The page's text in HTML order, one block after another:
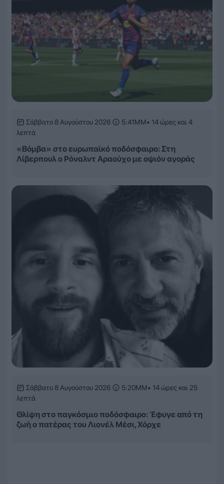
Σάββατο 8 Αυγούστου 2026 5:41ΜΜ• 14 ώρες και 4
λεπτά
«Βόμβα» στο ευρωπαϊκό ποδόσφαιρο: Στη
Λίβερπουλ ο Ρόναλντ Αραούχο με οψιόν αγοράς
Σάββατο 8 Αυγούστου 2026 5:20ΜΜ• 14 ώρες και 25
λεπτά
Θλίψη στο παγκόσμιο ποδόσφαιρο: Έφυγε από τη
ζωή ο πατέρας του Λιονέλ Μέσι, Χόρχε